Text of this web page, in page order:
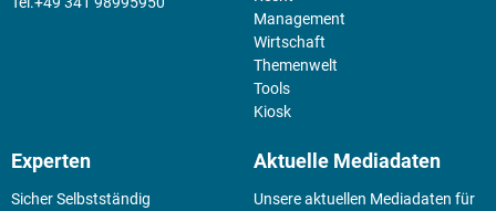
Management
Wirtschaft
Themenwelt
Tools
Kiosk
Experten
Sicher Selbstständig
Aktuelle Mediadaten
Unsere aktuellen Mediadaten für